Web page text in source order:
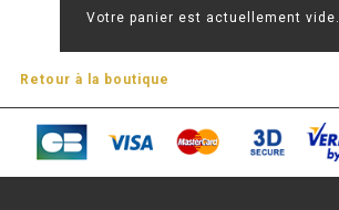
TABLE RÉFRIGÉRÉE
TABLE COMPACTE
TABLE 600
Votre panier est actuellement vide.
Retour à la boutique